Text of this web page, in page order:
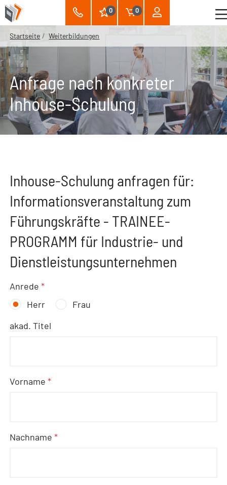
0 0
Startseite Weiterbildungen
Anfrage nach konkreter
Inhouse-Schulung
Inhouse-Schulung anfragen für:
Informationsveranstaltung zum
Führungskräfte - TRAINEE-
PROGRAMM für Industrie- und
Dienstleistungsunternehmen
Anrede*
Herr
Frau
akad. Titel
Vorname*
Nachname*